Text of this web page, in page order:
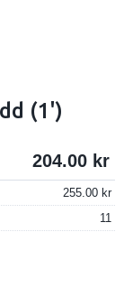
(1')
204.00
255.00
11